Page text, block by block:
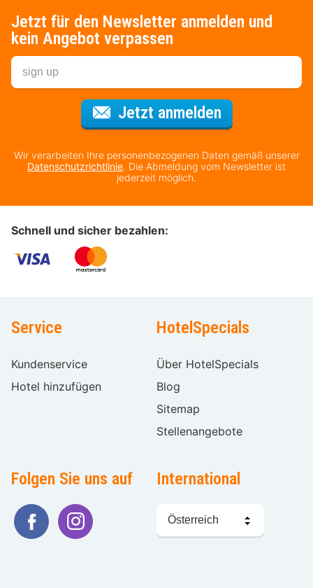
Jetzt für den Newsletter anmelden und
kein Angebot verpassen
Jetzt anmeldenFür den
Wir verarbeiten Ihre personenbezogenen Daten gemäß unserer
Datenschutzrichtlinie. Die Abmeldung vom Newsletter ist
jederzeit möglich.
Schnell und sicher bezahlen:
Service
Kundenservice
Hotel hinzufügen
HotelSpecials
Über HotelSpecials
Blog
Sitemap
Stellenangebote
Folgen Sie uns auf International
Sprache
wählen